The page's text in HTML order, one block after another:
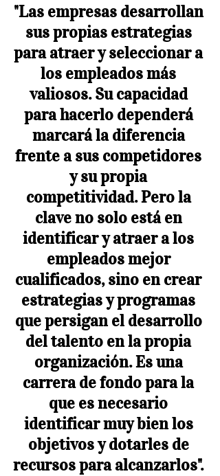
"Las empresas desarrollan
sus propias estrategias
para atraer y seleccionar a
los empleados más
valiosos. Su capacidad
para hacerlo dependerá
marcará la diferencia
frente a sus competidores
y su propia
competitividad. Pero la
clave no solo está en
identificar y atraer a los
empleados mejor
cualificados, sino en crear
estrategias y programas
que persigan el desarrollo
del talento en la propia
organización. Es una
carrera de fondo para la
que es necesario
identificar muy bien los
objetivos y dotarles de
recursos para alcanzarlos".